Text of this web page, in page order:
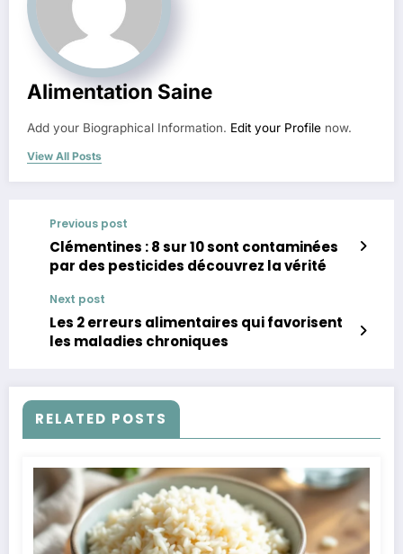
Alimentation Saine
Add your Biographical Information. Edit your Profile now.
View All Posts
Previous post
Clémentines : 8 sur 10 sont contaminées
par des pesticides découvrez la vérité
Next post
Les 2 erreurs alimentaires qui favorisent
les maladies chroniques
RELATED POSTS